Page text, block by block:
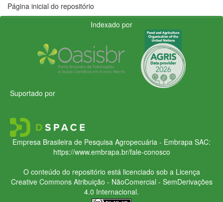
Página inicial do repositório
Indexado por
Suportado por
Empresa Brasileira de Pesquisa Agropecuária - Embrapa SAC:
https://www.embrapa.br/fale-conosco
O conteúdo do repositório está licenciado sob a Licença
Creative CommonsAtribuição - NãoComercial - SemDerivações
4.0 Internacional.